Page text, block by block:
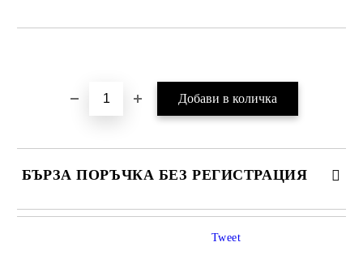
БЪРЗА ПОРЪЧКА БЕЗ РЕГИСТРАЦИЯ
Tweet